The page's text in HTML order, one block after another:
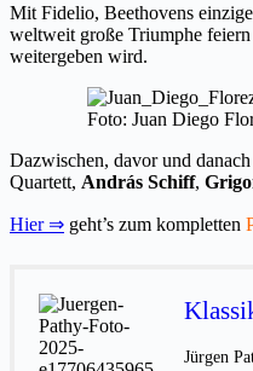
Mit Fidelio, Beethovens
weltweit große Triumphe
weitergeben wird.
Foto: Juan Diego
Dazwischen, davor und
Quartett, András Schiff,
Hier ⇒ geht’s zum kompletten
Jürgen